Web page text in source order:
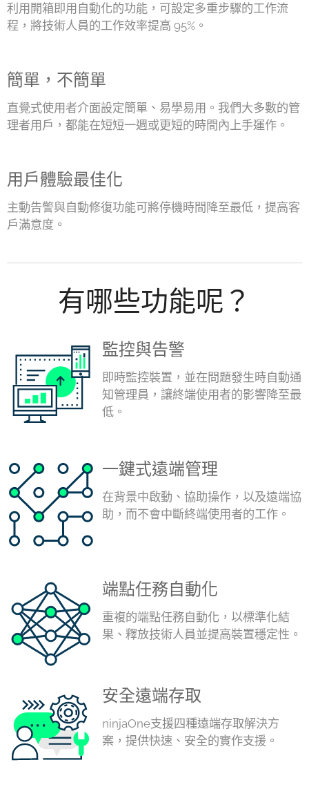
利用開箱即用自動化的功能，可設定多重步驟的工作流
程，將技術人員的工作效率提高 95%。
簡單，不簡單
直覺式使用者介面設定簡單、易學易用。我們大多數的管
理者用戶，都能在短短一週或更短的時間內上手運作。
用戶體驗最佳化
主動告警與自動修復功能可將停機時間降至最低，提高客
戶滿意度。
有哪些功能呢？
監控與告警
即時監控裝置，並在問題發生時自動通
知管理員，讓終端使用者的影響降至最
低。
一鍵式遠端管理
在背景中啟動、協助操作，以及遠端協
助，而不會中斷終端使用者的工作。
端點任務自動化
重複的端點任務自動化，以標準化結
果、釋放技術人員並提高裝置穩定性。
安全遠端存取
ninjaOne支援四種遠端存取解決方
案，提供快速、安全的實作支援。